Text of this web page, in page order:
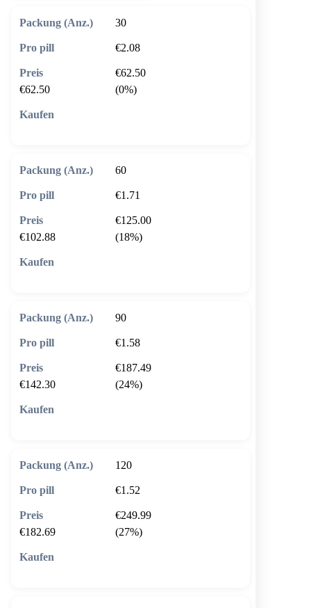
30
€2.08
€62.50
€62.50
(0%)
60
€1.71
€125.00
€102.88
(18%)
90
€1.58
€187.49
€142.30
(24%)
120
€1.52
€249.99
€182.69
(27%)